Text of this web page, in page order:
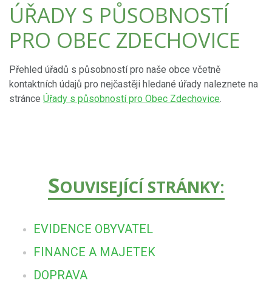
ÚŘADY S PŮSOBNOSTÍ
PRO OBEC ZDECHOVICE
Přehled úřadů s působností pro naše obce včetně
kontaktních údajů pro nejčastěji hledané úřady naleznete na
stránce Úřady s působností pro Obec Zdechovice.
SOUVISEJÍCÍ STRÁNKY:
EVIDENCE OBYVATEL
FINANCE A MAJETEK
DOPRAVA